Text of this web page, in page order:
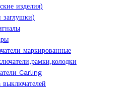
изделия)
маркированные
Carling
выключателей